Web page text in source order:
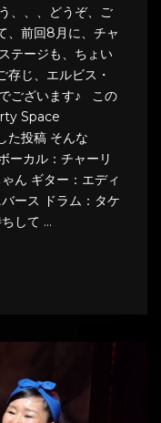
、、、どうぞ、ご
、前回8月に、チャ
テージも、ちょい
存じ、エルビス・
ございます♪ この
Space
た投稿 そんな
ーカル：チャーリ
ん ギター：エディ
ース ドラム：タケ
して …